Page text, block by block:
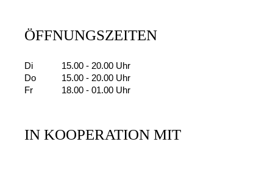
ÖFFNUNGSZEITEN
Di
15.00 - 20.00 Uhr
Do
15.00 - 20.00 Uhr
Fr
18.00 - 01.00 Uhr
IN KOOPERATION MIT